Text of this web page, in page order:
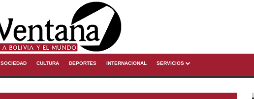
SOCIEDAD CULTURA DEPORTES INTERNACIONAL SERVICIOS